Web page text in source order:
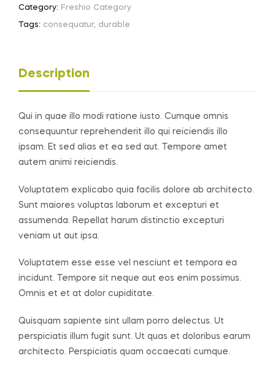
Category: Freshio Category
Tags: consequatur, durable
Description
Qui in quae illo modi ratione iusto. Cumque omnis
consequuntur reprehenderit illo qui reiciendis illo
ipsam. Et sed alias et ea sed aut. Tempore amet
autem animi reiciendis.
Voluptatem explicabo quia facilis dolore ab architecto.
Sunt maiores voluptas laborum et excepturi et
assumenda. Repellat harum distinctio excepturi
veniam ut aut ipsa.
Voluptatem esse esse vel nesciunt et tempora ea
incidunt. Tempore sit neque aut eos enim possimus.
Omnis et et at dolor cupiditate.
Quisquam sapiente sint ullam porro delectus. Ut
perspiciatis illum fugit sunt. Ut quas et doloribus earum
architecto. Perspiciatis quam occaecati cumque.